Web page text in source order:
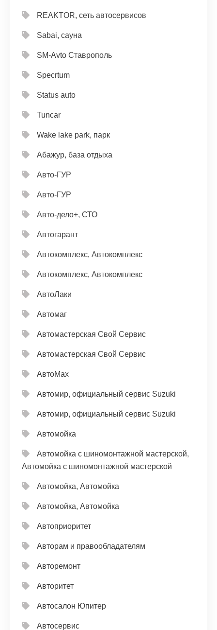
REAKTOR, сеть автосервисов
Sabai, сауна
SM-Avto Ставрополь
Specrtum
Status auto
Tuncar
Wake lake park, парк
Абажур, база отдыха
Авто-ГУР
Авто-ГУР
Авто-дело+, СТО
Автогарант
Автокомплекс, Автокомплекс
Автокомплекс, Автокомплекс
АвтоЛаки
Автомаг
Автомастерская Свой Сервис
Автомастерская Свой Сервис
АвтоМах
Автомир, официальный сервис Suzuki
Автомир, официальный сервис Suzuki
Автомойка
Автомойка с шиномонтажной мастерской,
Автомойка с шиномонтажной мастерской
Автомойка, Автомойка
Автомойка, Автомойка
Автоприоритет
Авторам и правообладателям
Авторемонт
Авторитет
Автосалон Юпитер
Автосервис